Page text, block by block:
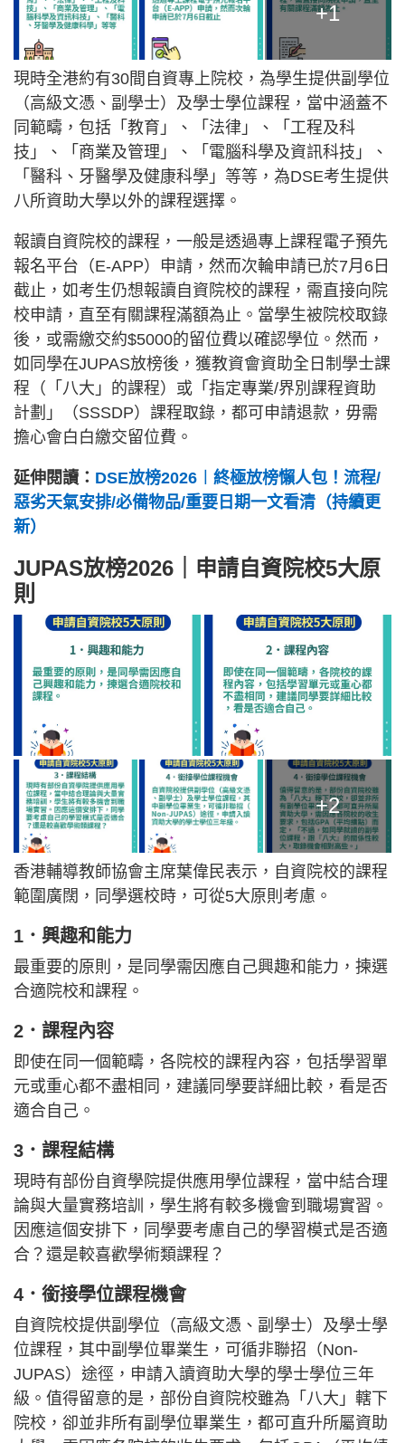
+1
現時全港約有30間自資專上院校，為學生提供副學位
（高級文憑、副學士）及學士學位課程，當中涵蓋不
同範疇，包括「教育」、「法律」、「工程及科
技」、「商業及管理」、「電腦科學及資訊科技」、
「醫科、牙醫學及健康科學」等等，為DSE考生提供
八所資助大學以外的課程選擇。
報讀自資院校的課程，一般是透過專上課程電子預先
報名平台（E-APP）申請，然而次輪申請已於7月6日
截止，如考生仍想報讀自資院校的課程，需直接向院
校申請，直至有關課程滿額為止。當學生被院校取錄
後，或需繳交約$5000的留位費以確認學位。然而，
如同學在JUPAS放榜後，獲教資會資助全日制學士課
程（「八大」的課程）或「指定專業/界別課程資助
計劃」（SSSDP）課程取錄，都可申請退款，毋需
擔心會白白繳交留位費。
延伸閱讀： DSE放榜2026︱終極放榜懶人包！流程/
惡劣天氣安排/必備物品/重要日期一文看清（持續更
新）
JUPAS放榜2026｜申請自資院校5大原
則
+2
香港輔導教師協會主席葉偉民表示，自資院校的課程
範圍廣闊，同學選校時，可從5大原則考慮。
1．興趣和能力
最重要的原則，是同學需因應自己興趣和能力，揀選
合適院校和課程。
2．課程內容
即使在同一個範疇，各院校的課程內容，包括學習單
元或重心都不盡相同，建議同學要詳細比較，看是否
適合自己。
3．課程結構
現時有部份自資學院提供應用學位課程，當中結合理
論與大量實務培訓，學生將有較多機會到職場實習。
因應這個安排下，同學要考慮自己的學習模式是否適
合？還是較喜歡學術類課程？
4．銜接學位課程機會
自資院校提供副學位（高級文憑、副學士）及學士學
位課程，其中副學位畢業生，可循非聯招（Non-
JUPAS）途徑，申請入讀資助大學的學士學位三年
級。值得留意的是，部份自資院校雖為「八大」轄下
院校，卻並非所有副學位畢業生，都可直升所屬資助